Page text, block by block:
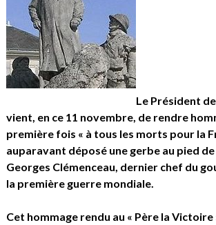
Le Président
vient, en ce 11 novembre, de rendre
première fois « à tous les morts pour la
auparavant déposé une gerbe au pied
Georges Clémenceau, dernier chef du
la première guerre mondiale.
Cet hommage rendu au « Père la Victoire